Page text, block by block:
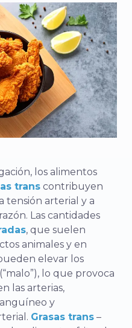
los alimentos
trans contribuyen
tensión arterial y a
Las cantidades
, que suelen
animales y en
elevar los
lo que provoca
las arterias,
y
Grasas trans –